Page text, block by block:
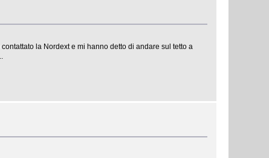
la Nordext e mi hanno detto di andare sul tetto a